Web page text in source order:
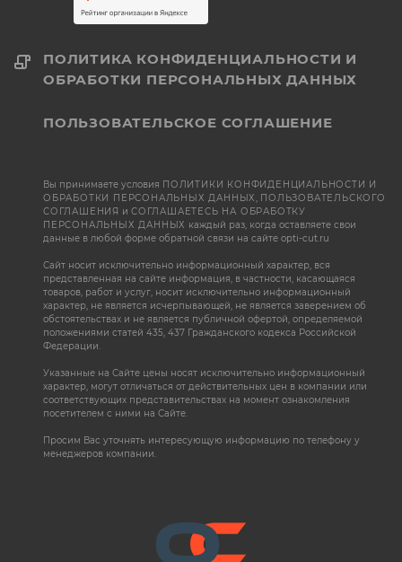
ПОЛИТИКА КОНФИДЕНЦИАЛЬНОСТИ И
ОБРАБОТКИ ПЕРСОНАЛЬНЫХ ДАННЫХ
ПОЛЬЗОВАТЕЛЬСКОЕ СОГЛАШЕНИЕ
Вы принимаете условия ПОЛИТИКИ КОНФИДЕНЦИАЛЬНОСТИ И
ОБРАБОТКИ ПЕРСОНАЛЬНЫХ ДАННЫХ, ПОЛЬЗОВАТЕЛЬСКОГО
СОГЛАШЕНИЯ иСОГЛАШАЕТЕСЬ НА ОБРАБОТКУ
ПЕРСОНАЛЬНЫХ ДАННЫХ каждый раз, когда оставляете свои
данные в любой форме обратной связи на сайте opti-cut.ru
Сайт носит исключительно информационный характер, вся
представленная на сайте информация, в частности, касающаяся
товаров, работ и услуг, носит исключительно информационный
характер, не является исчерпывающей, не является заверением об
обстоятельствах и не является публичной офертой, определяемой
положениями статей 435, 437 Гражданского кодекса Российской
Федерации.
Указанные на Сайте цены носят исключительно информационный
характер, могут отличаться от действительных цен в компании или
соответствующих представительствах на момент ознакомления
посетителем с ними на Сайте.
Просим Вас уточнять интересующую информацию по телефону у
менеджеров компании.